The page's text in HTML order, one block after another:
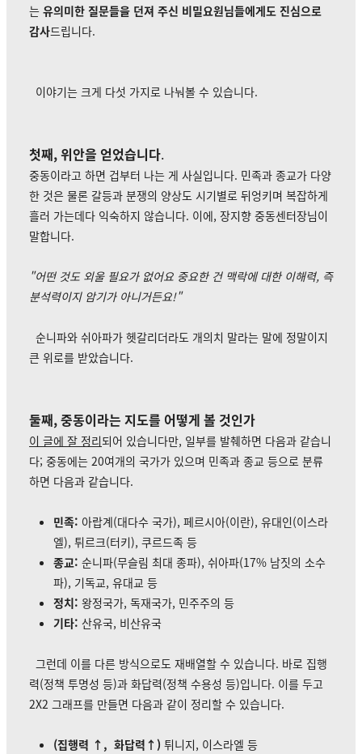
는 유의미한 질문들을 던져 주신 비밀요원님들에게도 진심으로
감사드립니다.
이야기는 크게 다섯 가지로 나눠볼 수 있습니다.
첫째, 위안을 얻었습니다.
중동이라고 하면 겁부터 나는 게 사실입니다. 민족과 종교가 다양
한 것은 물론 갈등과 분쟁의 양상도 시기별로 뒤엉키며 복잡하게
흘러 가는데다 익숙하지 않습니다. 이에, 장지향 중동센터장님이
말합니다.
"어떤 것도 외울 필요가 없어요 중요한 건 맥락에 대한 이해력, 즉
분석력이지 암기가 아니거든요!"
순니파와 쉬아파가 헷갈리더라도 개의치 말라는 말에 정말이지
큰 위로를 받았습니다.
둘째, 중동이라는 지도를 어떻게 볼 것인가
이 글에 잘 정리되어 있습니다만, 일부를 발췌하면 다음과 같습니
다; 중동에는 20여개의 국가가 있으며 민족과 종교 등으로 분류
하면 다음과 같습니다.
민족: 아랍계(대다수 국가), 페르시아(이란), 유대인(이스라
엘), 튀르크(터키), 쿠르드족 등
종교: 순니파(무슬림 최대 종파), 쉬아파(17% 남짓의 소수
파), 기독교, 유대교 등
정치: 왕정국가, 독재국가, 민주주의 등
기타: 산유국, 비산유국
그런데 이를 다른 방식으로도 재배열할 수 있습니다. 바로 집행
력(정책 투명성 등)과 화답력(정책 수용성 등)입니다. 이를 두고
2X2 그래프를 만들면 다음과 같이 정리할 수 있습니다.
(집행력 ↑, 화답력 ↑) 튀니지, 이스라엘 등